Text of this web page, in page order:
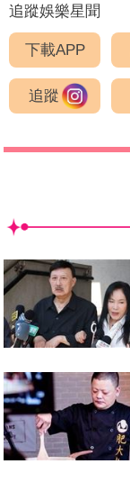
追蹤娛樂星聞
下載APP
追蹤